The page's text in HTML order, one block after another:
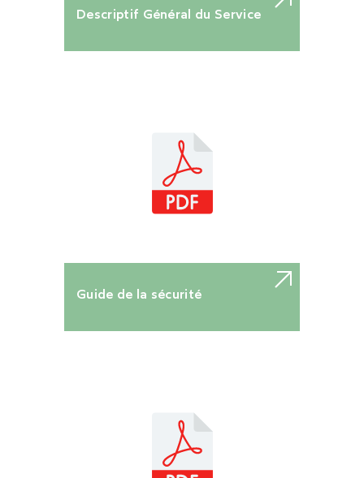
Descriptif Général du Service
Guide de la sécurité